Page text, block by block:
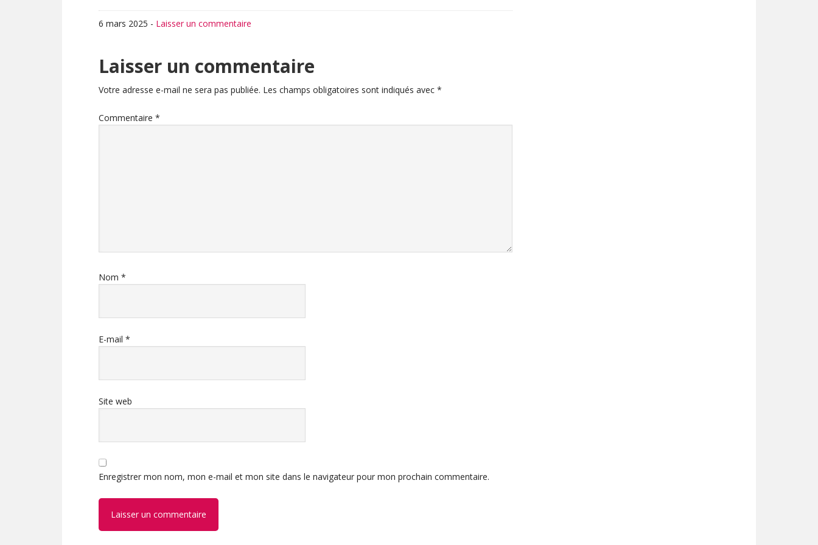
6 mars 2025 - Laisser un commentaire
Interactions
du
lecteur
Laisser un commentaire
Votre adresse e-mail ne sera pas publiée. Les champs obligatoires sont indiqués avec *
Commentaire *
Nom *
E-mail *
Site web
Enregistrer mon nom, mon e-mail et mon site dans le navigateur pour mon prochain commentaire.